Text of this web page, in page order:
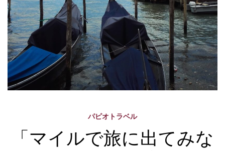
パピオトラベル
「マイルで旅に出てみな